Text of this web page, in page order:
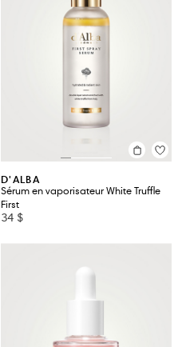
D'ALBA
Sérum en vaporisateur White Truffle
First
34 $